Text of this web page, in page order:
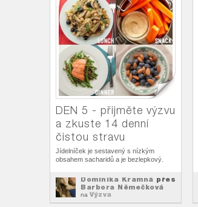
DEN 5 - přijměte výzvu
a zkuste 14 denní
čistou stravu
Jídelníček je sestavený s nízkým
obsahem sacharidů a je bezlepkový.
Dominika Kramná přes
Barbora Němečková
na Výzva